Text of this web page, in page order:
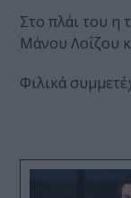
Στο πλάι του η
Μάνου Λοΐζου
Φιλικά